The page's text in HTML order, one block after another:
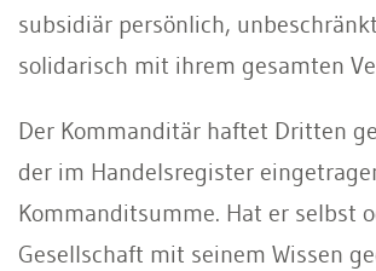
subsidiär persönlich,
solidarisch mit ihrem gesamten
Der Kommanditär haftet Dritten
der im Handelsregister
Kommanditsumme. Hat er selbst
Gesellschaft mit seinem Wissen